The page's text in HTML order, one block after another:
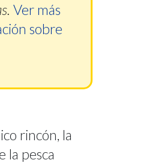
Ver más
sobre
rincón, la
la pesca